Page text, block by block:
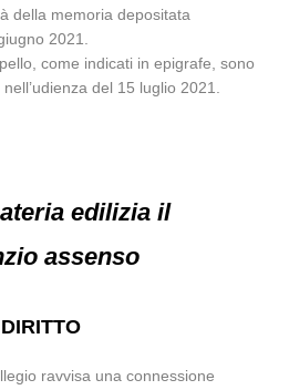
della memoria depositata
2021.
come indicati in epigrafe, sono
del 15 luglio 2021.
edilizia il
assenso
DIRITTO
ravvisa una connessione